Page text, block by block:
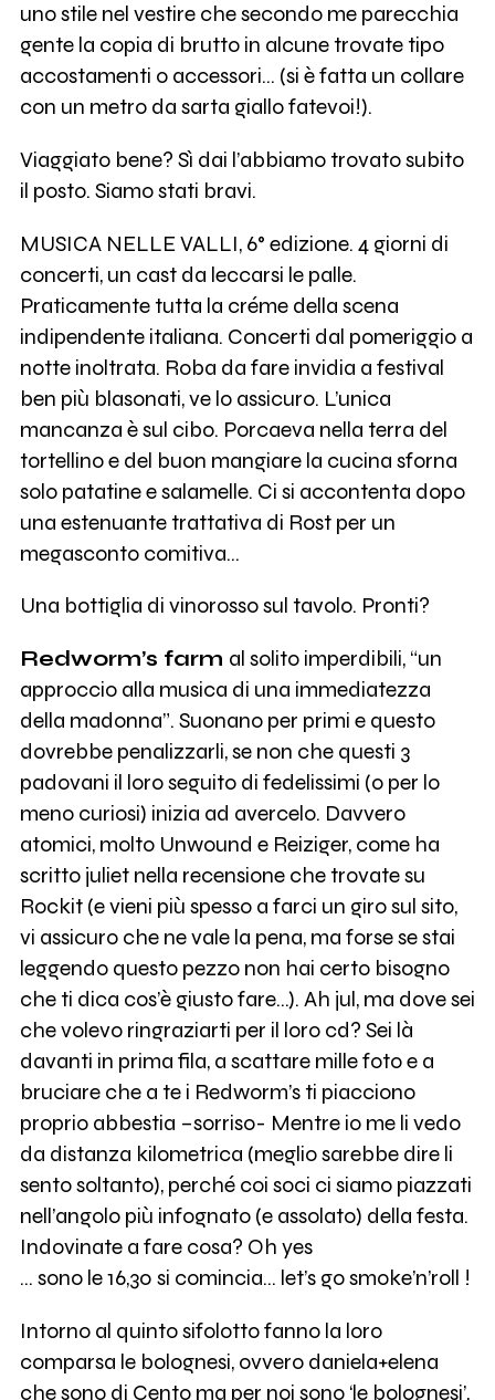
uno stile nel vestire che secondo me parecchia
gente la copia di brutto in alcune trovate tipo
accostamenti o accessori… (si è fatta un collare
con un metro da sarta giallo fatevoi!).
Viaggiato bene? Sì dai l’abbiamo trovato subito
il posto. Siamo stati bravi.
MUSICA NELLE VALLI, 6° edizione. 4 giorni di
concerti, un cast da leccarsi le palle.
Praticamente tutta la créme della scena
indipendente italiana. Concerti dal pomeriggio a
notte inoltrata. Roba da fare invidia a festival
ben più blasonati, ve lo assicuro. L’unica
mancanza è sul cibo. Porcaeva nella terra del
tortellino e del buon mangiare la cucina sforna
solo patatine e salamelle. Ci si accontenta dopo
una estenuante trattativa di Rost per un
megasconto comitiva…
Una bottiglia di vinorosso sul tavolo. Pronti?
Redworm’s farm al solito imperdibili, “un
approccio alla musica di una immediatezza
della madonna”. Suonano per primi e questo
dovrebbe penalizzarli, se non che questi 3
padovani il loro seguito di fedelissimi (o per lo
meno curiosi) inizia ad avercelo. Davvero
atomici, molto Unwound e Reiziger, come ha
scritto juliet nella recensione che trovate su
Rockit (e vieni più spesso a farci un giro sul sito,
vi assicuro che ne vale la pena, ma forse se stai
leggendo questo pezzo non hai certo bisogno
che ti dica cos’è giusto fare…). Ah jul, ma dove sei
che volevo ringraziarti per il loro cd? Sei là
davanti in prima fila, a scattare mille foto e a
bruciare che a te i Redworm’s ti piacciono
proprio abbestia –sorriso- Mentre io me li vedo
da distanza kilometrica (meglio sarebbe dire li
sento soltanto), perché coi soci ci siamo piazzati
nell’angolo più infognato (e assolato) della festa.
Indovinate a fare cosa? Oh yes
… sono le 16,30 si comincia… let’s go smoke’n’roll !
Intorno al quinto sifolotto fanno la loro
comparsa le bolognesi, ovvero daniela+elena
che sono di Cento ma per noi sono ‘le bolognesi’,